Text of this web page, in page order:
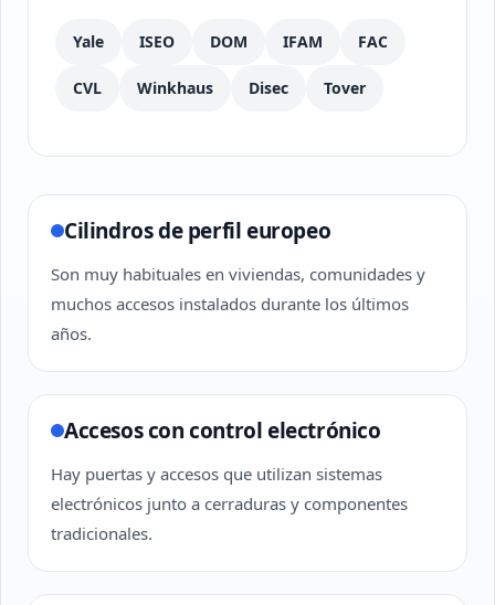
Yale ISEO DOM IFAM FAC
CVL Winkhaus Disec Tover
Cilindros de perfil europeo
Son muy habituales en viviendas, comunidades y
muchos accesos instalados durante los últimos
años.
Accesos con control electrónico
Hay puertas y accesos que utilizan sistemas
electrónicos junto a cerraduras y componentes
tradicionales.